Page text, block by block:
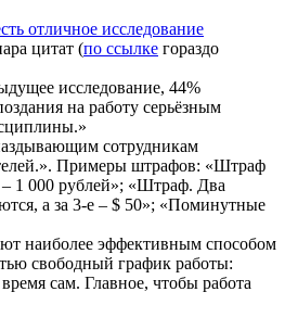
отличное исследование
цитат (по ссылке гораздо
исследование, 44%
на работу серьёзным
сотрудникам
Примеры штрафов: «Штраф
1 000 рублей»; «Штраф. Два
а за 3-е – $ 50»; «Поминутные
наиболее эффективным способом
свободный график работы:
сам. Главное, чтобы работа